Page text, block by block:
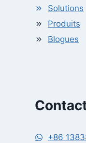
Solutions
Produits
Blogues
+86